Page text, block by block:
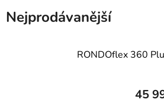
Nejprodávanější
RONDOflex 360
45